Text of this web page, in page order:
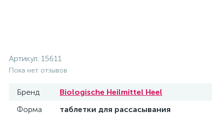
Артикул: 15611
Пока нет отзывов
Бренд
Biologische Heilmittel Heel
Форма
таблетки для рассасывания